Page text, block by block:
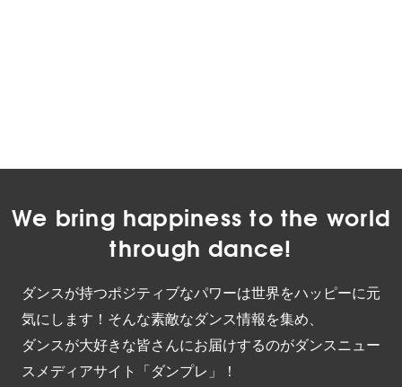
We bring happiness to the world
through dance!
ダンスが持つポジティブなパワーは世界をハッピーに元
気にします！そんな素敵なダンス情報を集め、
ダンスが大好きな皆さんにお届けするのがダンスニュー
スメディアサイト「ダンプレ」！